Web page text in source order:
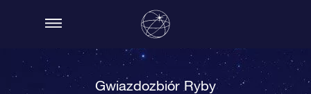
Gwiazdozbiór Ryby